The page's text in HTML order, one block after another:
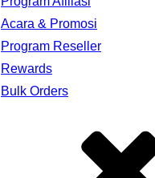
Acara & Promosi
Program Reseller
Rewards
Bulk Orders